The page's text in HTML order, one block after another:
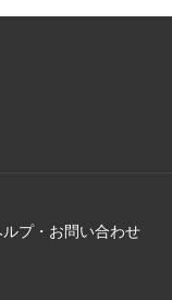
ルプ・お問い合わせ